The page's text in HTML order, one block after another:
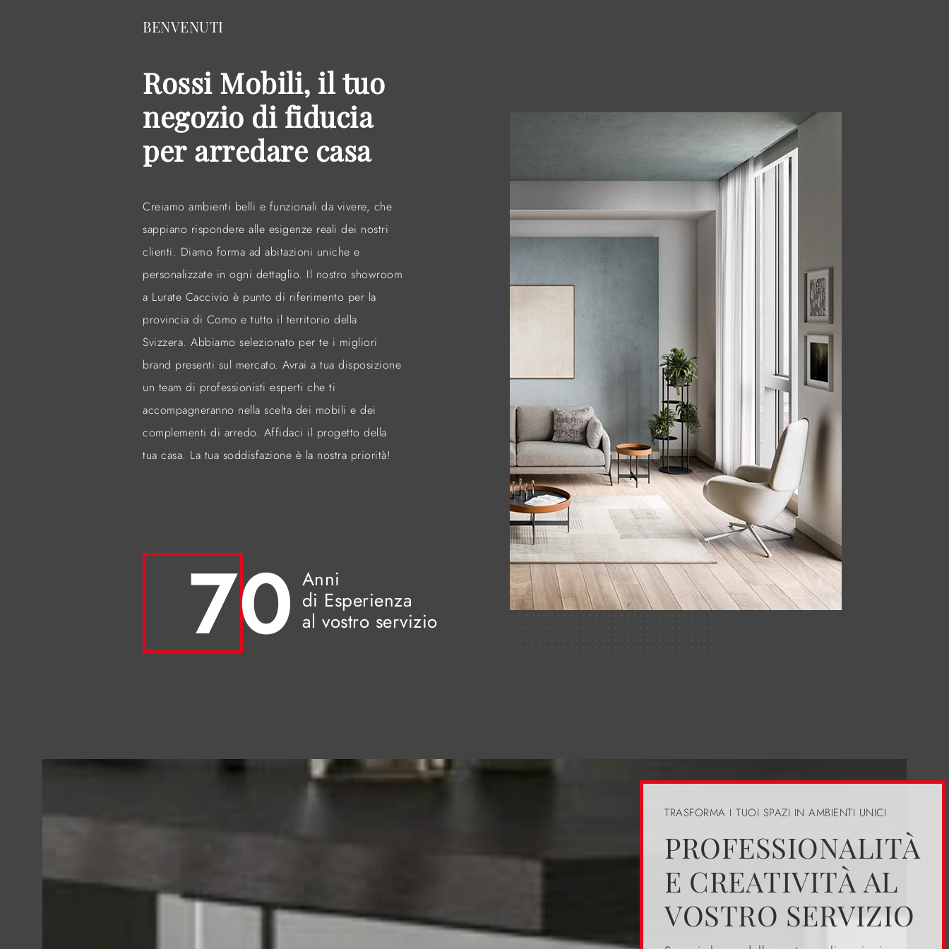
BENVENUTI
Rossi Mobili, il tuo
negozio di fiducia
per arredare casa
Creiamo ambienti belli e funzionali da vivere, che
sappiano rispondere alle esigenze reali dei nostri
clienti. Diamo forma ad abitazioni uniche e
personalizzate in ogni dettaglio. Il nostro showroom
a Lurate Caccivio è punto di riferimento per la
provincia di Como e tutto il territorio della
Svizzera. Abbiamo selezionato per te i migliori
brand presenti sul mercato. Avrai a tua disposizione
un team di professionisti esperti che ti
accompagneranno nella scelta dei mobili e dei
complementi di arredo. Affidaci il progetto della
tua casa. La tua soddisfazione è la nostra priorità!
70 Anni
di Esperienza
al vostro servizio
TRASFORMA I TUOI SPAZI IN AMBIENTI UNICI
PROFESSIONALITÀ
E CREATIVITÀ AL
VOSTRO SERVIZIO